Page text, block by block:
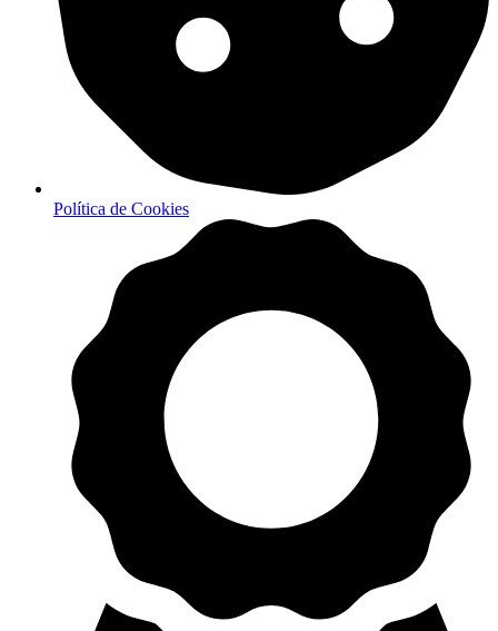
Política de Cookies